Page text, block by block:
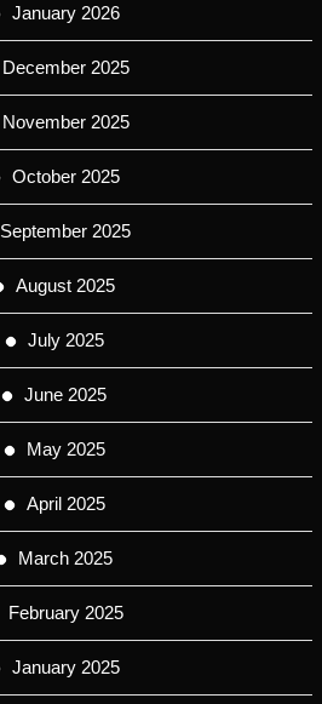
January 2026
December 2025
November 2025
October 2025
September 2025
August 2025
July 2025
June 2025
May 2025
April 2025
March 2025
February 2025
January 2025